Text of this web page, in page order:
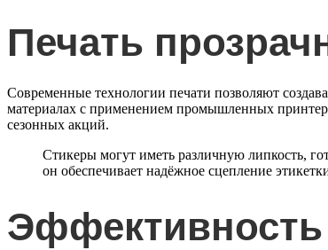
Печать
Современные технологии печати позволяют
материалах с применением промышленных
сезонных акций.
Стикеры могут иметь различную липкость,
он обеспечивает надёжное сцепление